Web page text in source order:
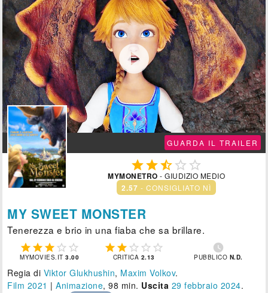

GUARDA IL TRAILER
  
MYMONETRO - GIUDIZIO MEDIO
2.57 - CONSIGLIATO NÌ
MY SWEET MONSTER
Tenerezza e brio in una fiaba che sa brillare.
    
MYMOVIES.IT3.00
    
CRITICA 2.13

PUBBLICO N.D.
Regia di Viktor Glukhushin, Maxim Volkov.
Film 2021 |Animazione, 98 min. Uscita 29 febbraio 2024.